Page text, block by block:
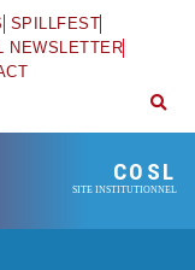
SPILLFEST
NEWSLETTER
COSL
SITE INSTITUTIONNEL